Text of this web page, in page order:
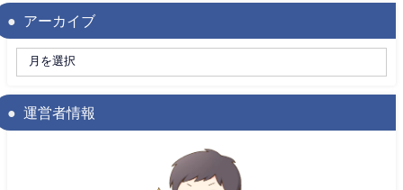
アーカイブ
運営者情報